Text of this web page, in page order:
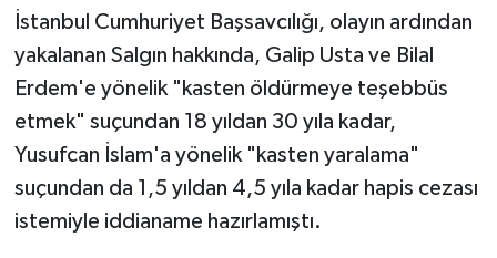
İstanbul Cumhuriyet Başsavcılığı, olayın ardından
yakalanan Salgın hakkında, Galip Usta ve Bilal
Erdem'e yönelik "kasten öldürmeye teşebbüs
etmek" suçundan 18 yıldan 30 yıla kadar,
Yusufcan İslam'a yönelik "kasten yaralama"
suçundan da 1,5 yıldan 4,5 yıla kadar hapis cezası
istemiyle iddianame hazırlamıştı.
Hakkari Müftülüğü
Hatay Müftülüğü
Iğdır Müftülüğü
Isparta Müftülüğü